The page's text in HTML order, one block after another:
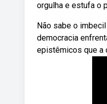
orgulha e estufa o
Não sabe o
democracia
epistêmicos que a